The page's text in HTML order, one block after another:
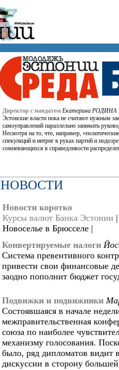
Директор с мандатом Екатерина РОДИНА
Эстонские власти пока не считают нужным
самоуправлений параллельно занимать
Несмотря на то, что, например,
спекуляций и интриг в руках партий и
сомневающихся в справедливости
НОВОСТИ
Новости коротко
Куpсы валют Банка Эстонии
Новоселье в Брюсселе |
Конвертируемые налоги
Система превентивного
привести свои финансовые
заодно пополнит бюджет
Подвижки и подвижники
Состоявшаяся в начале
межправительственная
союза по наиболее
механизму голосования.
было, ряд дипломатов видит
дискуссии в сторону